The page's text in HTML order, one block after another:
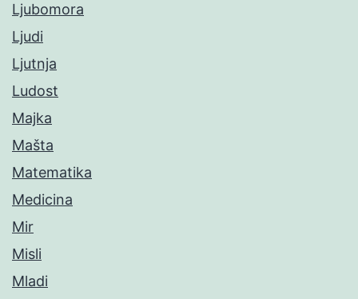
Ljubomora
Ljudi
Ljutnja
Ludost
Majka
Mašta
Matematika
Medicina
Mir
Misli
Mladi